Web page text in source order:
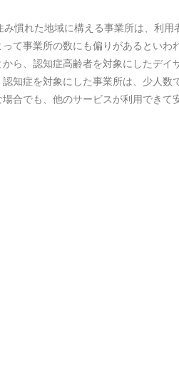
慣れた地域に構える事業所は、利用
て事業所の数にも偏りがあるといわ
ら、認知症高齢者を対象にしたデイ
知症を対象にした事業所は、少人数
合でも、他のサービスが利用できて